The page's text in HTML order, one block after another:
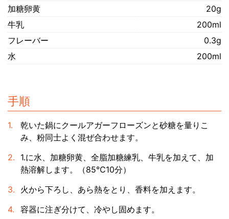
加糖卵黄
20g
牛乳
200ml
フレーバー
0.3g
水
200ml
手順
乾いた鍋にクールアガーフローズンと砂糖を量りこ
み、粉同士よく混ぜ合わせます。
1.に水、加糖卵黄、全脂加糖練乳、牛乳を加えて、加
熱溶解します。（85℃10分）
火から下ろし、あら熱をとり、香料を加えます。
容器に注ぎ分けて、冷やし固めます。